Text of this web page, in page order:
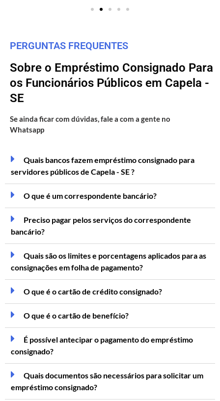
PERGUNTAS FREQUENTES
Sobre o Empréstimo Consignado Para
os Funcionários Públicos em Capela -
SE
Se ainda ficar com dúvidas, fale a com a gente no
Whatsapp
Quais bancos fazem empréstimo consignado para
servidores públicos de Capela - SE ?
O que é um correspondente bancário?
Preciso pagar pelos serviços do correspondente
bancário?
Quais são os limites e porcentagens aplicados para as
consignações em folha de pagamento?
O que é o cartão de crédito consignado?
O que é o cartão de benefício?
É possível antecipar o pagamento do empréstimo
consignado?
Quais documentos são necessários para solicitar um
empréstimo consignado?